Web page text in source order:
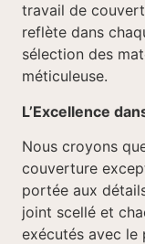
travail de
reflète dans
sélection des
méticuleuse.
L’Excellence
Nous croyons
couverture
portée aux
joint scellé et
exécutés avec le